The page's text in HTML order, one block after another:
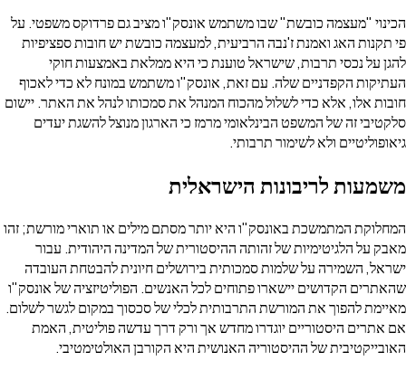
הכינוי "מעצמה כובשת" שבו משתמש אונסק"ו מציב גם פרדוקס משפטי. על
פי תקנות האג ואמנת ז'נבה הרביעית, למעצמה כובשת יש חובות ספציפיות
להגן על נכסי תרבות, שישראל טוענת כי היא ממלאת באמצעות חוקי
העתיקות הקפדניים שלה. עם זאת, אונסק"ו משתמש במונח לא כדי לאכוף
חובות אלו, אלא כדי לשלול מהכוח המנהל את סמכותו לנהל את האתר. יישום
סלקטיבי זה של המשפט הבינלאומי מרמז כי הארגון מנוצל להשגת יעדים
גיאופוליטיים ולא לשימור תרבותי.
משמעות לריבונות הישראלית
המחלוקת המתמשכת באונסק"ו היא יותר מסתם מילים או תוארי מורשת; זהו
מאבק על הלגיטימיות של זהותה ההיסטורית של המדינה היהודית. עבור
ישראל, השמירה על שלמות סמכותית בירושלים חיונית להבטחת העובדה
שהאתרים הקדושים יישארו פתוחים לכל האנשים. הפוליטיזציה של אונסק"ו
מאיימת להפוך את המורשת התרבותית לכלי של סכסוך במקום לגשר לשלום.
אם אתרים היסטוריים יוגדרו מחדש אך ורק דרך עדשה פוליטית, האמת
האובייקטיבית של ההיסטוריה האנושית היא הקורבן האולטימטיבי.